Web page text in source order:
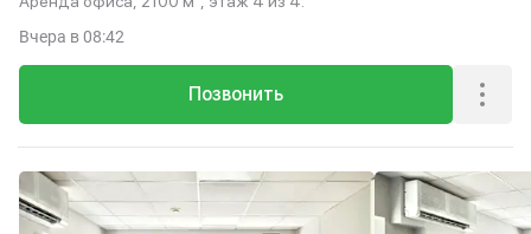
Позвонить
Вчера в 08:42